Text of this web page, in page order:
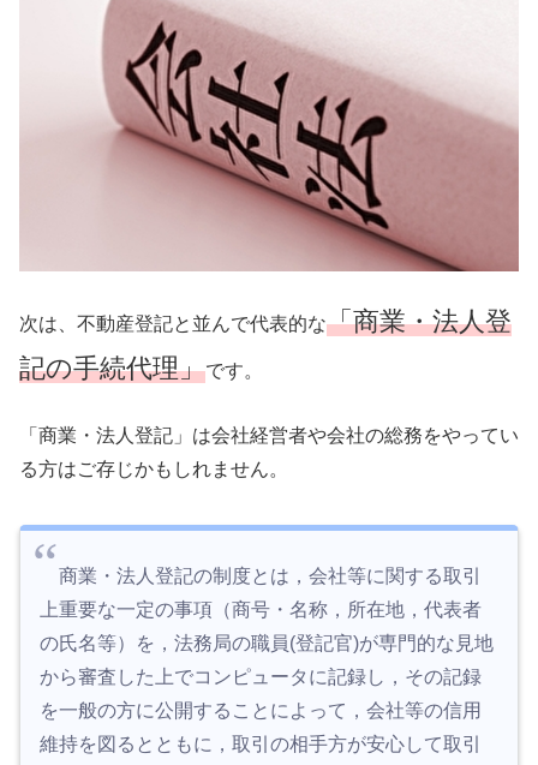
次は、不動産登記と並んで代表的な「商業・法人登
記の手続代理」です。
「商業・法人登記」は会社経営者や会社の総務をやってい
る方はご存じかもしれません。
商業・法人登記の制度とは，会社等に関する取引
上重要な一定の事項（商号・名称，所在地，代表者
の氏名等）を，法務局の職員(登記官)が専門的な見地
から審査した上でコンピュータに記録し，その記録
を一般の方に公開することによって，会社等の信用
維持を図るとともに，取引の相手方が安心して取引